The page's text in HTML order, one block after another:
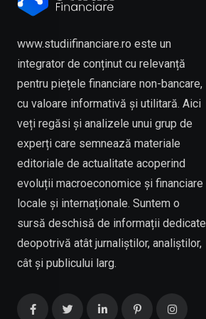
www.studiifinanciare.ro este un
integrator de conținut cu relevanță
pentru piețele financiare non-bancare,
cu valoare informativă și utilitară. Aici
veți regăsi și analizele unui grup de
experți care semnează materiale
editoriale de actualitate acoperind
evoluții macroeconomice și financiare
locale și internaționale. Suntem o
sursă deschisă de informații dedicate
deopotrivă atât jurnaliștilor, analiștilor,
cât și publicului larg.